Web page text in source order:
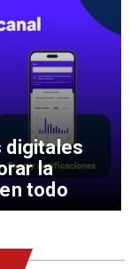
digitales
la
todo